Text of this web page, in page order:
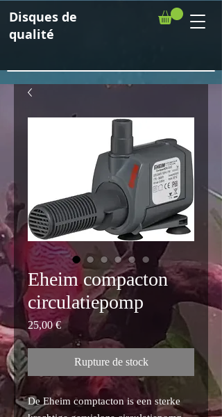
Disques de
qualité
Eheim compacton
circulatiepomp
25,00 €Prix
Rupture de stock
De Eheim comptacton is een sterke